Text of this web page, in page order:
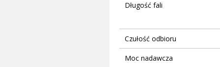
Długość fali
Czułość odbioru
Moc nadawcza